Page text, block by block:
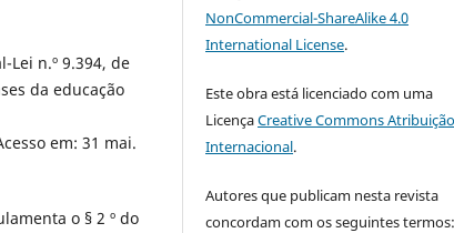
Lei n.º 9.394, de
da educação
em: 31 mai.
o § 2 º do
NonCommercial-ShareAlike 4.0
International License.
Este obra está licenciado com uma
LicençaCreative Commons
Internacional.
Autores que publicam nesta revista
concordam com os seguintes termos: